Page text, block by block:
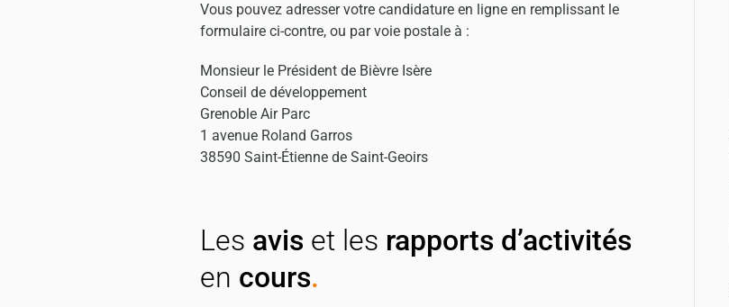
Vous pouvez adresser votre candidature en ligne en remplissant le
formulaire ci-contre, ou par voie postale à :
Monsieur le Président de Bièvre Isère
Conseil de développement
Grenoble Air Parc
1 avenue Roland Garros
38590 Saint-Étienne de Saint-Geoirs
Les avis et les rapports d’activités
en cours.